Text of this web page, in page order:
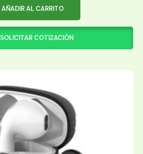
AÑADIR AL CARRITO
SOLICITAR COTIZACIÓN